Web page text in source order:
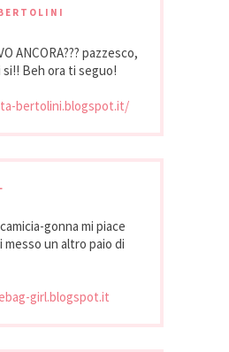
ANCORA??? pazzesco,
Beh ora ti seguo!
bertolini.blogspot.it/
gonna mi piace
messo un altro paio di
girl.blogspot.it